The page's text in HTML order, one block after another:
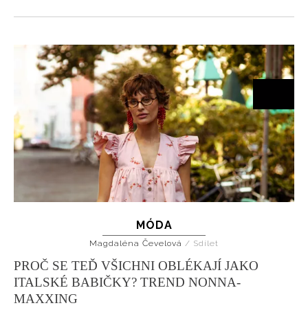
MÓDA
Magdaléna Čevelová / Sdílet
PROČ SE TEĎ VŠICHNI OBLÉKAJÍ JAKO
ITALSKÉ BABIČKY? TREND NONNA-
MAXXING